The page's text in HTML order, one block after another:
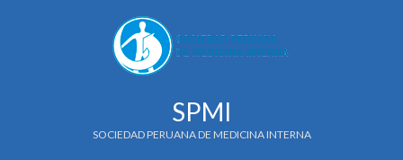
SPMI
SOCIEDAD PERUANA DE MEDICINA INTERNA